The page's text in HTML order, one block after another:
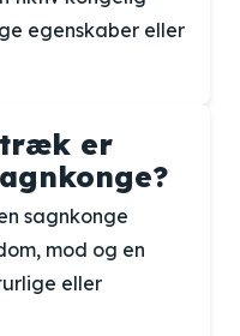
egenskaber eller
er
sagnkonge
mod og en
eller